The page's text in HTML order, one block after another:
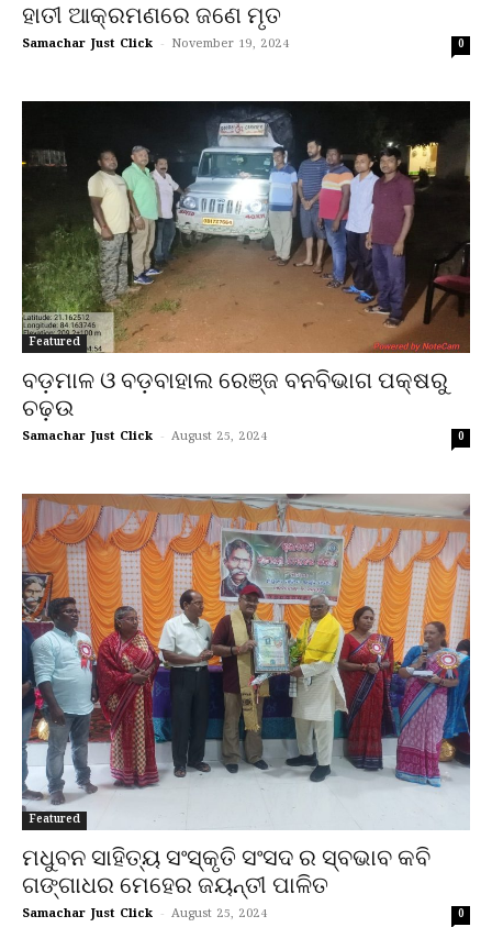
ହାତୀ ଆକ୍ରମଣରେ ଜଣେ ମୃତ
Samachar Just Click - November 19, 2024 0
Featured
ବଡ଼ମାଳ ଓ ବଡ଼ବାହାଲ ରେଞ୍ଜ ବନବିଭାଗ ପକ୍ଷରୁ
ଚଢ଼ଉ
Samachar Just Click - August 25, 2024 0
Featured
ମଧୁବନ ସାହିତ୍ୟ ସଂସ୍କୃତି ସଂସଦ ର ସ୍ବଭାବ କବି
ଗଙ୍ଗାଧର ମେହେର ଜୟନ୍ତୀ ପାଳିତ
Samachar Just Click - August 25, 2024 0